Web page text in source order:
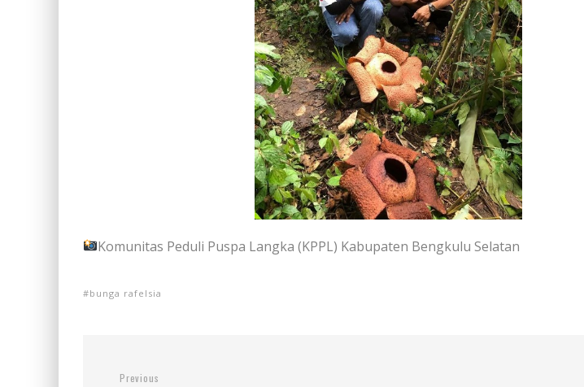
Komunitas Peduli Puspa Langka (KPPL) Kabupaten Bengkulu Selatan
bunga rafelsia
Previous